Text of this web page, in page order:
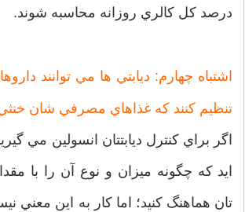
درصد كل كالري روزانه محاسبه شوند.
اشتباه چهارم: ديابتي ها مي توانند
تنظيم كنند كه غذاهاي مصرفي شان
اگر براي كنترل ديابتتان انسولين مي
ايد كه چگونه ميزان و نوع آن را با
تان هماهنگ كنيد؛ اما كار به اين معني